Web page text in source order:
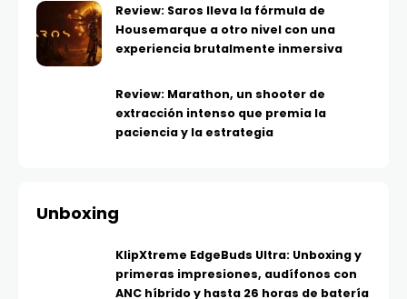
Review: Saros lleva la fórmula de
Housemarque a otro nivel con una
experiencia brutalmente inmersiva
Review: Marathon, un shooter de
extracción intenso que premia la
paciencia y la estrategia
Unboxing
KlipXtreme EdgeBuds Ultra: Unboxing y
primeras impresiones, audífonos con
ANC híbrido y hasta 26 horas de batería